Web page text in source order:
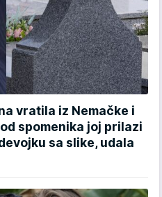
vratila iz Nemačke i
spomenika joj prilazi
sa slike, udala